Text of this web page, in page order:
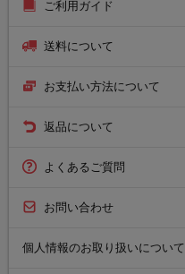
ご利用ガイド
送料について
お支払い方法について
返品について
よくあるご質問
お問い合わせ
個人情報のお取り扱いについて